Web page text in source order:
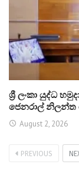
ශ්‍රී ලංකා යුද්ධ
ජෙනරාල් නිලන්ත
August 2, 2026
PREVIOUS